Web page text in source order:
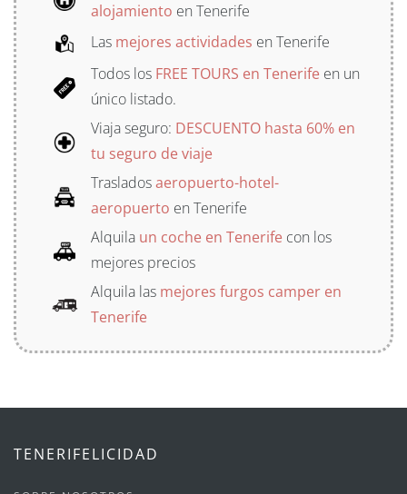
alojamiento en Tenerife
Las mejores actividades en Tenerife
Todos los FREE TOURS en Tenerife en un
único listado.
Viaja seguro: DESCUENTO hasta 60% en
tu seguro de viaje
Trasladosaeropuerto-hotel-
aeropuerto en Tenerife
Alquila un coche en Tenerife con los
mejores precios
Alquila las mejores furgos camper en
Tenerife
TENERIFELICIDAD